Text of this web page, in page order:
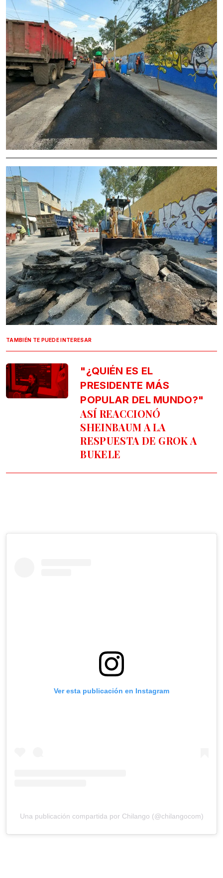
TAMBIÉN TE PUEDE INTERESAR
"¿QUIÉN ES EL
PRESIDENTE MÁS
POPULAR DEL MUNDO?"
ASÍ REACCIONÓ
SHEINBAUM A LA
RESPUESTA DE GROK A
BUKELE
Ver esta publicación en Instagram
Una publicación compartida por Chilango (@chilangocom)